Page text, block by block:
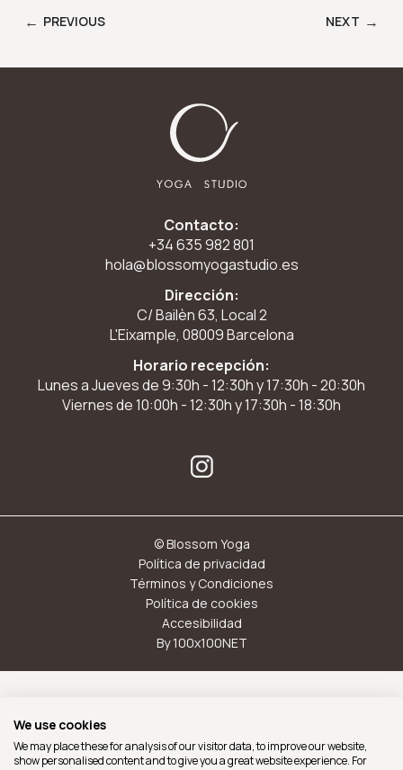
← PREVIOUS →
NEXT
Contacto:
+34 635 982 801
hola@blossomyogastudio.es
Dirección:
C/ Bailèn 63, Local 2
L'Eixample, 08009 Barcelona
Horario recepción:
Lunes a Jueves de 9:30h - 12:30h y 17:30h - 20:30h
Viernes de 10:00h - 12:30h y 17:30h - 18:30h
© Blossom Yoga
Política de privacidad
Términos y Condiciones
Política de cookies
Accesibilidad
By 100x100NET
We use cookies
We may place these for analysis of our visitor data, to improve our website,
show personalised content and to give you a great website experience. For